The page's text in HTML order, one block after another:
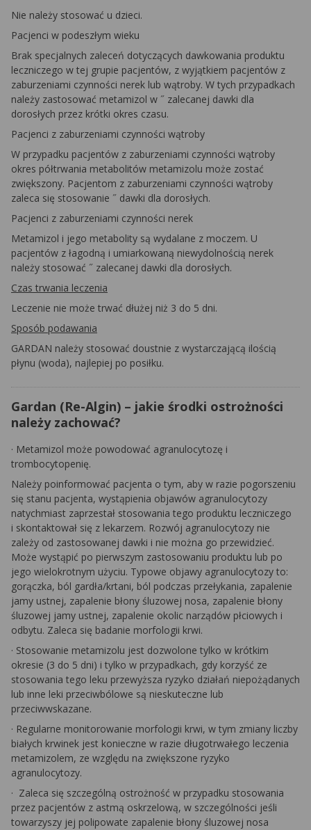
Nie należy stosować u dzieci.
Pacjenci w podeszłym wieku
Brak specjalnych zaleceń dotyczących dawkowania produktu
leczniczego w tej grupie pacjentów, z wyjątkiem pacjentów z
zaburzeniami czynności nerek lub wątroby. W tych przypadkach
należy zastosować metamizol w ˝ zalecanej dawki dla
dorosłych przez krótki okres czasu.
Pacjenci z zaburzeniami czynności wątroby
W przypadku pacjentów z zaburzeniami czynności wątroby
okres półtrwania metabolitów metamizolu może zostać
zwiększony. Pacjentom z zaburzeniami czynności wątroby
zaleca się stosowanie ˝ dawki dla dorosłych.
Pacjenci z zaburzeniami czynności nerek
Metamizol i jego metabolity są wydalane z moczem. U
pacjentów z łagodną i umiarkowaną niewydolnością nerek
należy stosować ˝ zalecanej dawki dla dorosłych.
Czas trwania leczenia
Leczenie nie może trwać dłużej niż 3 do 5 dni.
Sposób podawania
GARDAN należy stosować doustnie z wystarczającą ilością
płynu (woda), najlepiej po posiłku.
Gardan (Re-Algin) – jakie środki ostrożności
należy zachować?
· Metamizol może powodować agranulocytozę i
trombocytopenię.
Należy poinformować pacjenta o tym, aby w razie pogorszeniu
się stanu pacjenta, wystąpienia objawów agranulocytozy
natychmiast zaprzestał stosowania tego produktu leczniczego
i skontaktował się z lekarzem. Rozwój agranulocytozy nie
zależy od zastosowanej dawki i nie można go przewidzieć.
Może wystąpić po pierwszym zastosowaniu produktu lub po
jego wielokrotnym użyciu. Typowe objawy agranulocytozy to:
gorączka, ból gardła/krtani, ból podczas przełykania, zapalenie
jamy ustnej, zapalenie błony śluzowej nosa, zapalenie błony
śluzowej jamy ustnej, zapalenie okolic narządów płciowych i
odbytu. Zaleca się badanie morfologii krwi.
· Stosowanie metamizolu jest dozwolone tylko w krótkim
okresie (3 do 5 dni) i tylko w przypadkach, gdy korzyść ze
stosowania tego leku przewyższa ryzyko działań niepożądanych
lub inne leki przeciwbólowe są nieskuteczne lub
przeciwwskazane.
· Regularne monitorowanie morfologii krwi, w tym zmiany liczby
białych krwinek jest konieczne w razie długotrwałego leczenia
metamizolem, ze względu na zwiększone ryzyko
agranulocytozy.
· Zaleca się szczególną ostrożność w przypadku stosowania
przez pacjentów z astmą oskrzelową, w szczególności jeśli
towarzyszy jej polipowate zapalenie błony śluzowej nosa